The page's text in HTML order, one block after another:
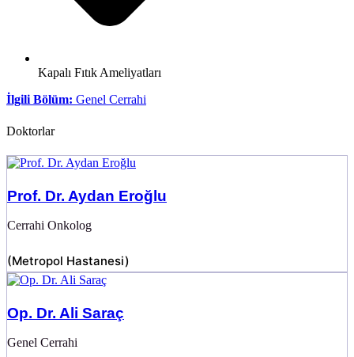
Kapalı Fıtık Ameliyatları
İlgili Bölüm: Genel Cerrahi
Doktorlar
Prof. Dr. Aydan Eroğlu
Cerrahi Onkolog
(Metropol Hastanesi)
Op. Dr. Ali Saraç
Genel Cerrahi